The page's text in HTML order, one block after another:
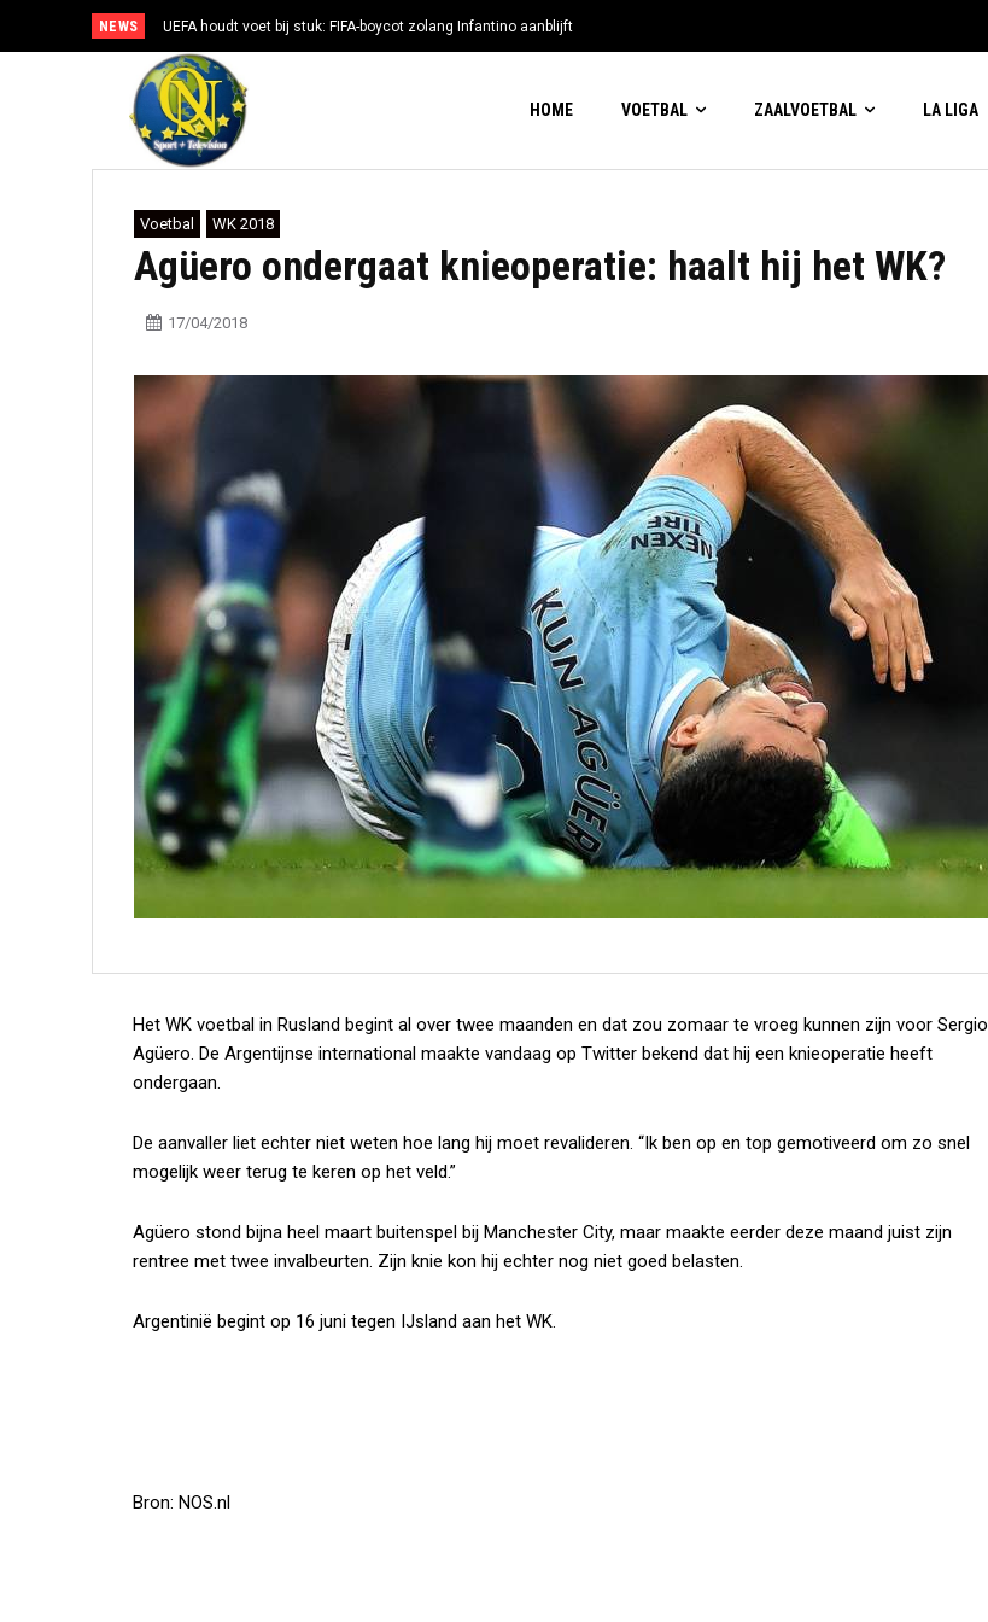
NEWS UEFA houdt voet bij stuk: FIFA-boycot zolang Infantino aanblijft
HOME VOETBAL ZAALVOETBAL LA LIGA
Voetbal WK 2018
Agüero ondergaat knieoperatie: haalt hij het WK?
17/04/2018
Het WK voetbal in Rusland begint al over twee maanden en dat zou zomaar te vroeg kunnen zijn voor Sergio
Agüero. De Argentijnse international maakte vandaag op Twitter bekend dat hij een knieoperatie heeft
ondergaan.
De aanvaller liet echter niet weten hoe lang hij moet revalideren. “Ik ben op en top gemotiveerd om zo snel
mogelijk weer terug te keren op het veld.”
Agüero stond bijna heel maart buitenspel bij Manchester City, maar maakte eerder deze maand juist zijn
rentree met twee invalbeurten. Zijn knie kon hij echter nog niet goed belasten.
Argentinië begint op 16 juni tegen IJsland aan het WK.
Bron: NOS.nl